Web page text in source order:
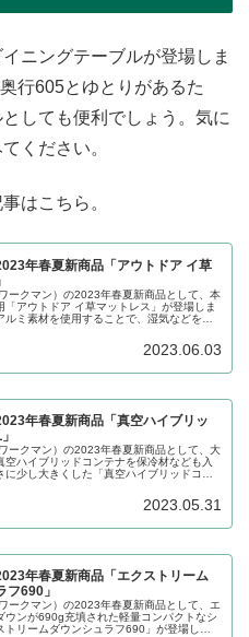
ニングテーブルが登場しま
行605とゆとりがあるた
しても便利でしょう。気に
ください。
はこちら。
年春夏新商品「アウトドア イ草
ークマン）の2023年春夏新商品として、本
「アウトドア イ草マットレス」が登場しま
ルミ素材を使用することで、湿気などを含
2023.06.03
年春夏新商品「真空ハイブリッ
ークマン）の2023年春夏新商品として、大
空ハイブリッドコンテナを保冷材なども入
に少し大きくした「真空ハイブリッドコン
2023.05.31
年春夏新商品「エクストリーム
フ690」
ークマン）の2023年春夏新商品として、エ
ウンが690g充填された軽量コンパクトなシ
トリームダウンシュラフ690」が登場しま